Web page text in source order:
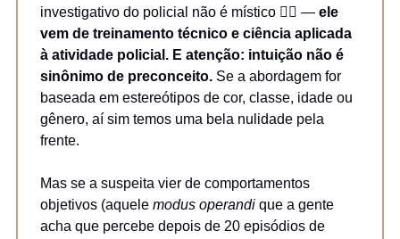
investigativo do policial não é místico 🧙‍♂️ — ele
vem de treinamento técnico e ciência aplicada
à atividade policial. E atenção: intuição não é
sinônimo de preconceito. Se a abordagem for
baseada em estereótipos de cor, classe, idade ou
gênero, aí sim temos uma bela nulidade pela
frente.
Mas se a suspeita vier de comportamentos
objetivos (aquele modus operandi que a gente
acha que percebe depois de 20 episódios de